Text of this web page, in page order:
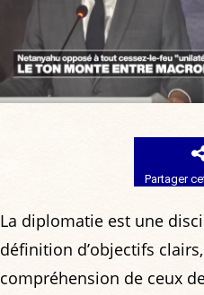
Partager
La diplomatie est une
définition d’objectifs
compréhension de ceux